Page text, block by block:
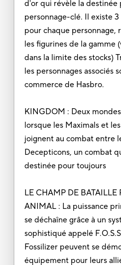
d'or qui révèle la destinée
personnage-clé. Il existe
pour chaque personnage,
les figurines de la gamme
dans la limite des stocks)
les personnages associés
commerce de Hasbro.
KINGDOM : Deux
lorsque les Maximals et
joignent au combat entre
Decepticons, un combat
destinée pour toujours
LE CHAMP DE BATAILLE
ANIMAL : La puissance
se déchaîne grâce à un
sophistiqué appelé
Fossilizer peuvent se
équipement pour leurs